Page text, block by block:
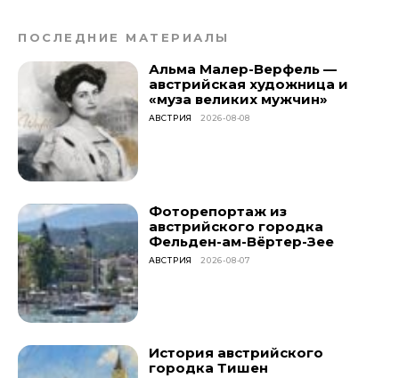
ПОСЛЕДНИЕ МАТЕРИАЛЫ
Альма Малер-Верфель —
австрийская художница и
«муза великих мужчин»
АВСТРИЯ 2026-08-08
Фоторепортаж из
австрийского городка
Фельден-ам-Вёртер-Зее
АВСТРИЯ 2026-08-07
История австрийского
городка Тишен